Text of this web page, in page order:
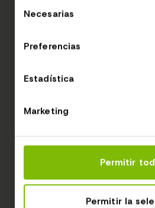
deNecesarias
Preferencias
Estadística
Marketing
Permitir
Permitir la